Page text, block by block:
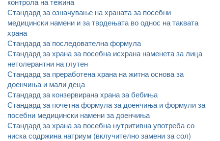
Стандард за означување на храната за посебни
медицински намени и за тврдењата во однос на таквата
храна
Стандард за последователна формула
Стандард за храна за посебна исхрана наменета за лица
нетолерантни на глутен
Стандард за преработена храна на житна основа за
доенчиња и мали деца
Стандард за конзервирана храна за бебиња
Стандард за почетна формула за доенчиња и формули за
посебни медицински намени за доенчиња
Стандард за храна за посебна нутритивна употреба со
ниска содржина натриум (вклучително замени за сол)